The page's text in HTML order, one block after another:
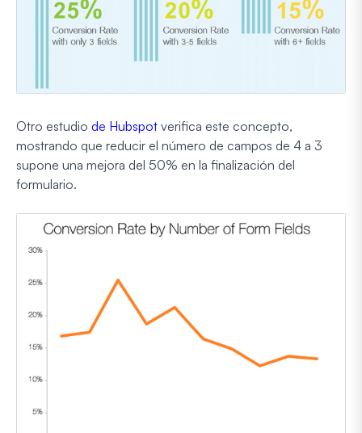
Otro estudio de Hubspot verifica este concepto,
mostrando que reducir el número de campos de 4 a 3
supone una mejora del 50% en la finalización del
formulario.